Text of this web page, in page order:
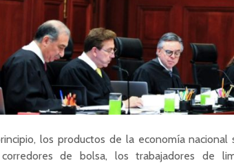
los productos de la economía
de bolsa, los trabajadores de